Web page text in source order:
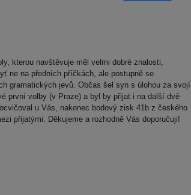
kterou navštěvuje měl velmi dobré znalosti,
ne na předních příčkách, ale postupně se
gramatických jevů. Občas šel syn s úlohou za svojí
první volby (v Praze) a byl by přijat i na další dvě
u Vás, nakonec bodový zisk 41b z českého
přijatými. Děkujeme a rozhodně Vás doporučuji!